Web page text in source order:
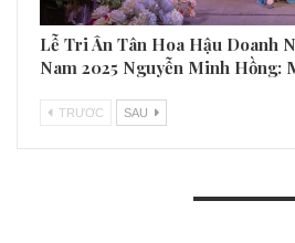
Lễ Tri Ân Tân Hoa Hậu Doanh
Nam 2025 Nguyễn Minh Hồng:
TRƯƠC SAU